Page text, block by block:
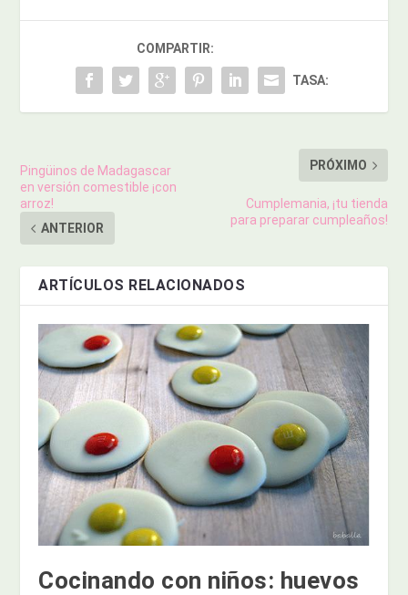
COMPARTIR:
TASA:
Pingüinos de Madagascar
en versión comestible ¡con
arroz!
ANTERIOR
PRÓXIMO
Cumplemania, ¡tu tienda
para preparar cumpleaños!
ARTÍCULOS RELACIONADOS
Cocinando con niños: huevos